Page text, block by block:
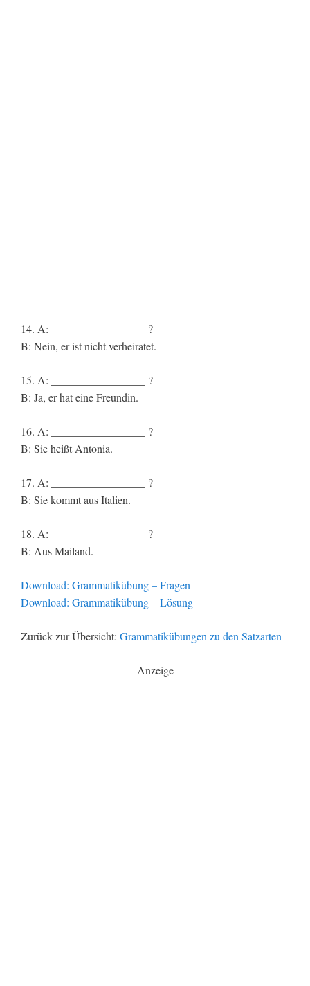
14. A: _________________ ?
B: Nein, er ist nicht verheiratet.
15. A: _________________ ?
B: Ja, er hat eine Freundin.
16. A: _________________ ?
B: Sie heißt Antonia.
17. A: _________________ ?
B: Sie kommt aus Italien.
18. A: _________________ ?
B: Aus Mailand.
Download: Grammatikübung – Fragen
Download: Grammatikübung – Lösung
Zurück zur Übersicht: Grammatikübungen zu den Satzarten
Anzeige